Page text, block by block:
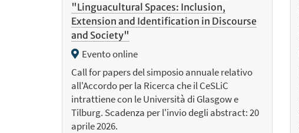
"Linguacultural Spaces: Inclusion,
Extension and Identification in Discourse
and Society"
Evento online
Call for papers del simposio annuale relativo
all'Accordo per la Ricerca che il CeSLiC
intrattiene con le Università di Glasgow e
Tilburg. Scadenza per l'invio degli abstract: 20
aprile 2026.